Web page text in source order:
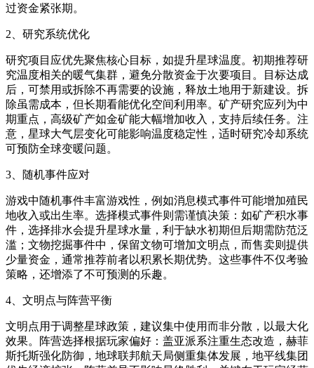
过资金紧张期。
2、研究系统优化
研究项目应优先聚焦核心目标，如提升星球温度。初期推荐研
究温度相关的暖气集群，避免分散资金于次要项目。目标达成
后，可禁用或拆除不再需要的设施，释放土地用于新建设。拆
除虽需成本，但长期看能优化空间利用率。矿产研究应列为中
期重点，高级矿产如金矿能大幅增加收入，支持后续任务。注
意，星球大气层变化可能影响温度稳定性，适时研究冷却系统
可预防全球变暖问题。
3、随机事件应对
游戏中随机事件丰富游戏性，例如消息模式事件可能增加殖民
地收入或出生率。选择模式事件则需谨慎决策：如矿产积水事
件，选择排水会提升星球水量，利于缺水初期但后期需防范泛
滥；文物挖掘事件中，保留文物可增加文明点，而售卖则提供
少量资金，通常推荐前者以积累长期优势。这些事件不仅考验
策略，还增添了不可预测的乐趣。
4、文明点与阵营平衡
文明点用于调整星球政策，建议集中使用而非分散，以最大化
效果。阵营选择根据玩家偏好：盖亚派系注重生态改造，赫菲
斯托斯强化防御，地球联邦航天局侧重集体发展，地平线集团